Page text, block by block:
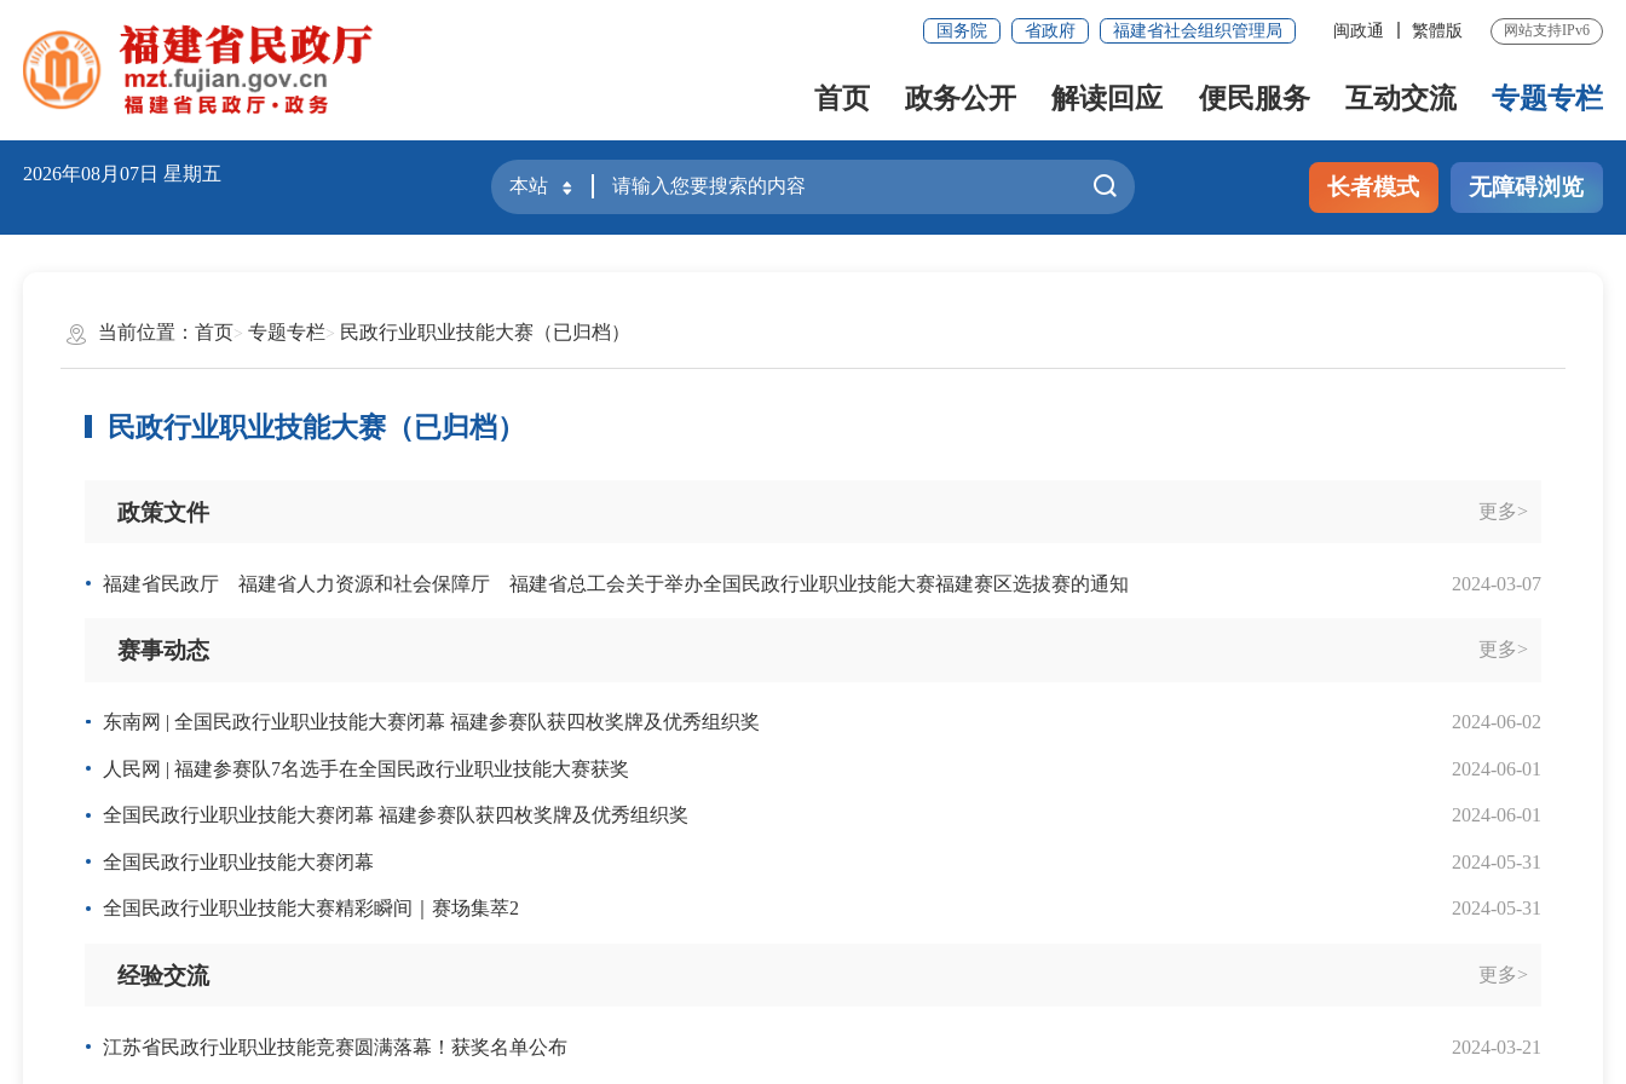
国务院 省政府 福建省社会组织管理局 闽政通 繁體版 网站支持IPv6
首页 政务公开 解读回应 便民服务 互动交流 专题专栏
2026年08月07日 星期五
长者模式 无障碍浏览
当前位置： 首页 专题专栏 民政行业职业技能大赛（已归档）
民政行业职业技能大赛（已归档）
政策文件 更多>
福建省民政厅 福建省人力资源和社会保障厅 福建省总工会关于举办全国民政行业职业技能大赛福建赛区选拔赛的通知 2024-03-07
赛事动态 更多>
东南网 | 全国民政行业职业技能大赛闭幕 福建参赛队获四枚奖牌及优秀组织奖 2024-06-02
人民网 | 福建参赛队7名选手在全国民政行业职业技能大赛获奖 2024-06-01
全国民政行业职业技能大赛闭幕 福建参赛队获四枚奖牌及优秀组织奖 2024-06-01
全国民政行业职业技能大赛闭幕 2024-05-31
全国民政行业职业技能大赛精彩瞬间｜赛场集萃2 2024-05-31
经验交流 更多>
江苏省民政行业职业技能竞赛圆满落幕！获奖名单公布 2024-03-21